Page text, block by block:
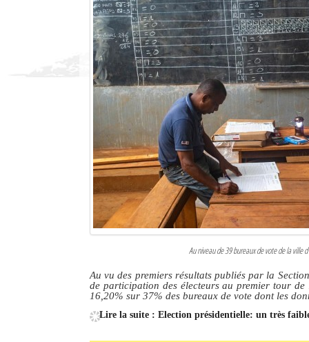
Le Nord de Madagascar
Au niveau de 39 bureaux de vote de la ville
Au vu des premiers résultats publiés par la
de participation des électeurs au premier tour
16,20% sur 37% des bureaux de vote dont les
Lire la suite : Election présidentielle: un très